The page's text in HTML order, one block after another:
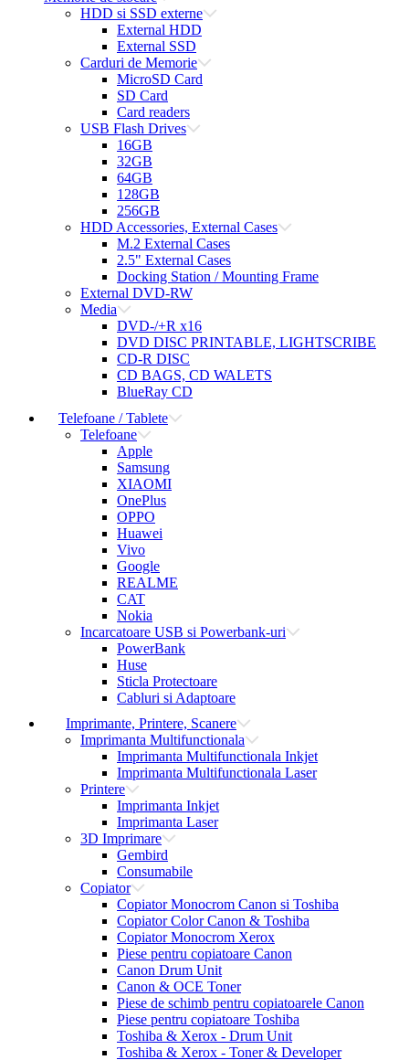
HDD si SSD externe
External HDD
External SSD
Carduri de Memorie
MicroSD Card
SD Card
Card readers
USB Flash Drives
16GB
32GB
64GB
128GB
256GB
HDD Accessories, External Cases
M.2 External Cases
2.5" External Cases
Docking Station / Mounting Frame
External DVD-RW
Media
DVD-/+R x16
DVD DISC PRINTABLE, LIGHTSCRIBE
CD-R DISC
CD BAGS, CD WALETS
BlueRay CD
Telefoane / Tablete
Telefoane
Apple
Samsung
XIAOMI
OnePlus
OPPO
Huawei
Vivo
Google
REALME
CAT
Nokia
Incarcatoare USB si Powerbank-uri
PowerBank
Huse
Sticla Protectoare
Cabluri si Adaptoare
Imprimante, Printere, Scanere
Imprimanta Multifunctionala
Imprimanta Multifunctionala Inkjet
Imprimanta Multifunctionala Laser
Printere
Imprimanta Inkjet
Imprimanta Laser
3D Imprimare
Gembird
Consumabile
Copiator
Copiator Monocrom Canon si Toshiba
Copiator Color Canon & Toshiba
Copiator Monocrom Xerox
Piese pentru copiatoare Canon
Canon Drum Unit
Canon & OCE Toner
Piese de schimb pentru copiatoarele Canon
Piese pentru copiatoare Toshiba
Toshiba & Xerox - Drum Unit
Toshiba & Xerox - Toner & Developer